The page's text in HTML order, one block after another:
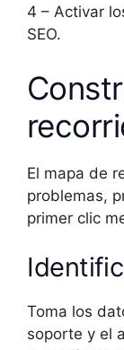
4 – Activar
SEO.
El mapa de
problemas,
primer clic
Toma los
soporte y el